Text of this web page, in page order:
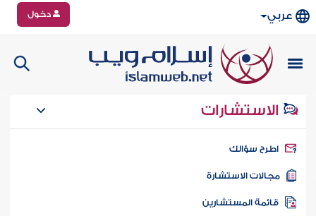
عربي دخول
الاستشارات
سؤالك
الاستشارة